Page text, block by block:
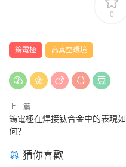
0
鎢電極 高真空環境
上一篇
鎢電極在焊接钛合金中的表現如
何？
猜你喜歡